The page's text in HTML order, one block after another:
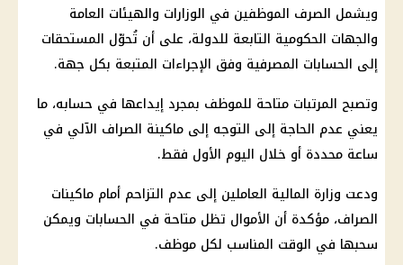
ويشمل الصرف الموظفين في الوزارات والهيئات العامة
والجهات الحكومية التابعة للدولة، على أن تُحوّل المستحقات
إلى الحسابات المصرفية وفق الإجراءات المتبعة بكل جهة.
وتصبح المرتبات متاحة للموظف بمجرد إيداعها في حسابه، ما
يعني عدم الحاجة إلى التوجه إلى ماكينة الصراف الآلي في
ساعة محددة أو خلال اليوم الأول فقط.
ودعت وزارة المالية العاملين إلى عدم التزاحم أمام ماكينات
الصراف، مؤكدة أن الأموال تظل متاحة في الحسابات ويمكن
سحبها في الوقت المناسب لكل موظف.